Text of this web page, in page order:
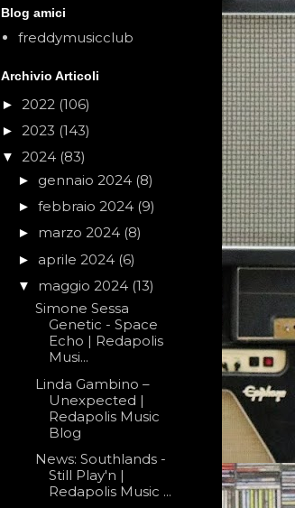
Blog amici
freddymusicclub
Archivio Articoli
► 2022 (106)
► 2023 (143)
▼ 2024 (83)
► gennaio 2024 (8)
► febbraio 2024 (9)
► marzo 2024 (8)
► aprile 2024 (6)
▼ maggio 2024 (13)
Simone Sessa
Genetic - Space
Echo | Redapolis
Musi...
Linda Gambino –
Unexpected |
Redapolis Music
Blog
News: Southlands -
Still Play'n |
Redapolis Music ...